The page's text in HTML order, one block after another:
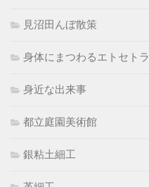
見沼田んぼ散策
身体にまつわるエトセトラ
身近な出来事
都立庭園美術館
銀粘土細工